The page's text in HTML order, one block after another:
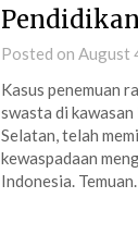
Posted on August
Kasus penemuan
swasta di
Selatan, telah
kewaspadaan
Indonesia.